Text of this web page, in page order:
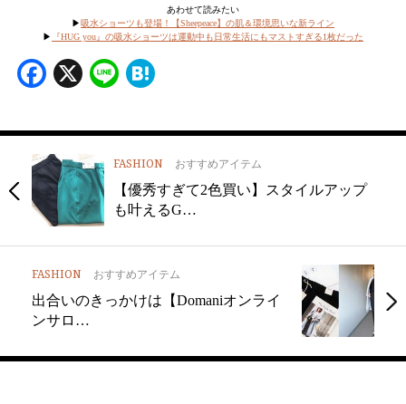
あわせて読みたい
▶︎吸水ショーツも登場！【Sheepeace】の肌＆環境思いな新ライン
▶︎
『HUG you』の吸水ショーツは運動中も日常生活にもマストすぎる1枚だった
Facebook
X Line
FASHION おすすめアイテム
【優秀すぎて2色買い】スタイルアップ
も叶えるG…
FASHION おすすめアイテム
出合いのきっかけは【Domaniオンライ
ンサロ…